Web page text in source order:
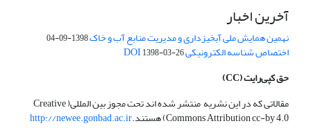
آخرین اخبار
نهمین همایش ملی آبخیزداری و مدیریت منابع آب و خاک1398-09-04
اختصاص شناسه الکترونیکی DOI1398-03-26
حق کپی‌رایت(CC)
مقالاتی که در این نشریه منتشر شده اند تحت مجوز بین المللی( Creative
Commons Attribution cc-by 4.0) هستند.
http://newee.gonbad.ac.ir